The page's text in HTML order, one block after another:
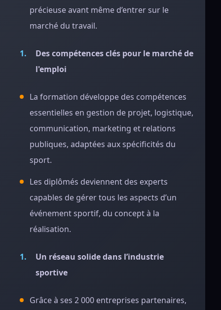
précieuse avant même d’entrer sur le
marché du travail.
Des compétences clés pour le marché de
l'emploi
La formation développe des compétences
essentielles en gestion de projet, logistique,
communication, marketing et relations
publiques, adaptées aux spécificités du
sport.
Les diplômés deviennent des experts
capables de gérer tous les aspects d’un
événement sportif, du concept à la
réalisation.
Un réseau solide dans l’industrie
sportive
Grâce à ses 2 000 entreprises partenaires,